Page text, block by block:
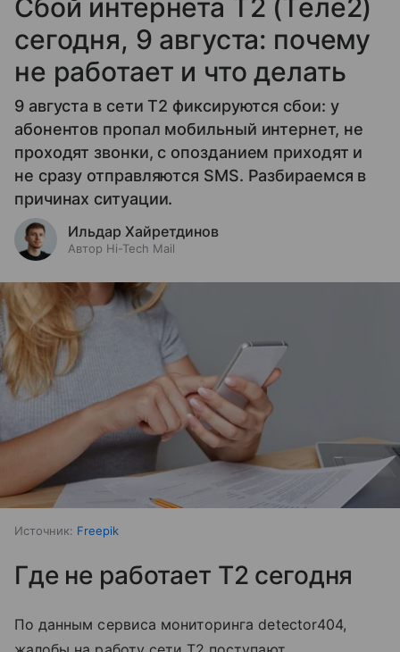
Сбой интернета T2 (Теле2)
сегодня, 9 августа: почему
не работает и что делать
9 августа в сети T2 фиксируются сбои: у
абонентов пропал мобильный интернет, не
проходят звонки, с опозданием приходят и
не сразу отправляются SMS. Разбираемся в
причинах ситуации.
Ильдар Хайретдинов
Автор Hi-Tech Mail
Источник: Freepik
Где не работает T2 сегодня
По данным сервиса мониторинга detector404,